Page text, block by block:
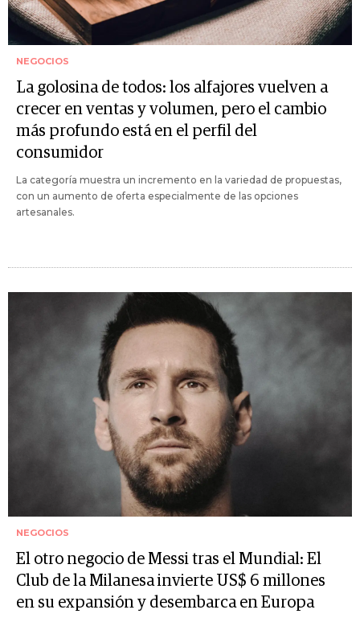
NEGOCIOS
La golosina de todos: los alfajores vuelven a
crecer en ventas y volumen, pero el cambio
más profundo está en el perfil del
consumidor
La categoría muestra un incremento en la variedad de propuestas,
con un aumento de oferta especialmente de las opciones
artesanales.
NEGOCIOS
El otro negocio de Messi tras el Mundial: El
Club de la Milanesa invierte US$ 6 millones
en su expansión y desembarca en Europa